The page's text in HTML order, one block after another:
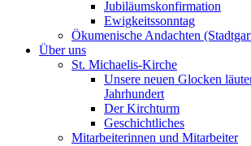
Jubiläumskonfirmation
Ewigkeitssonntag
Ökumenische Andachten
Über uns
St. Michaelis-Kirche
Unsere neuen Glocken
Jahrhundert
Der Kirchturm
Geschichtliches
Mitarbeiterinnen und Mitarbeiter